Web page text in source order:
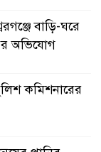
বাড়ি-ঘরে
অভিযোগ
কমিশনারের